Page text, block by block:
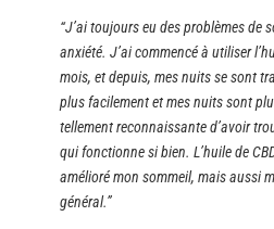
“J’ai toujours eu des problèmes de
anxiété. J’ai commencé à utiliser
mois, et depuis, mes nuits se sont
plus facilement et mes nuits sont
tellement reconnaissante d’avoir
qui fonctionne si bien. L’huile de
amélioré mon sommeil, mais aussi
général.”